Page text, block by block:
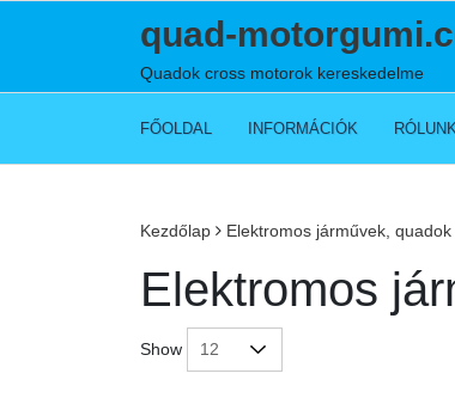
quad-
Quadok cross motorok kereskedelme
FŐOLDAL INFORMÁCIÓK
Kezdőlap Elektromos járművek, quadok
Elektromos
Show